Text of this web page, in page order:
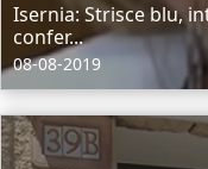
Isernia: Strisce blu,
confer...
08-08-2019